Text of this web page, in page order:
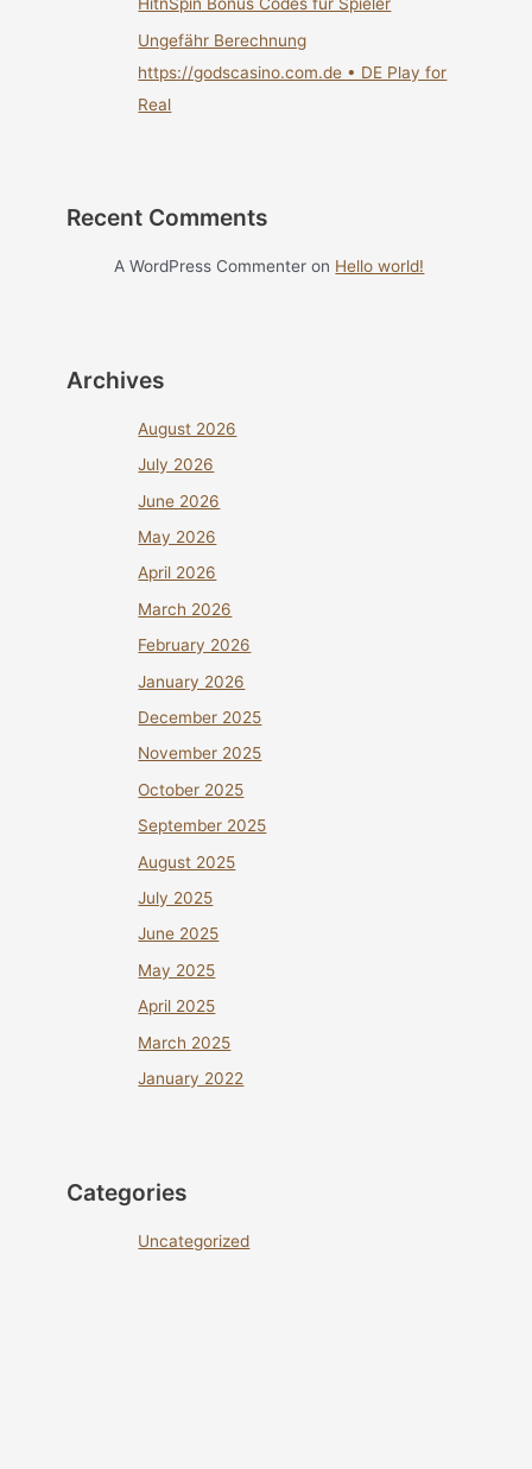
HitnSpin Bonus Codes für Spieler
Ungefähr Berechnung
https://godscasino.com.de • DE Play for
Real
Recent Comments
A WordPress Commenter on Hello world!
Archives
August 2026
July 2026
June 2026
May 2026
April 2026
March 2026
February 2026
January 2026
December 2025
November 2025
October 2025
September 2025
August 2025
July 2025
June 2025
May 2025
April 2025
March 2025
January 2022
Categories
Uncategorized